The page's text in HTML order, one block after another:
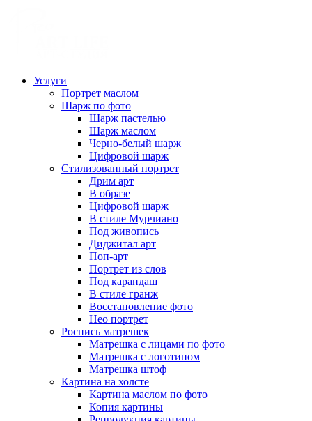
Услуги
Портрет маслом
Шарж по фото
Шарж пастелью
Шарж маслом
Черно-белый шарж
Цифровой шарж
Стилизованный портрет
Дрим арт
В образе
Цифровой шарж
В стиле Мурчиано
Под живопись
Диджитал арт
Поп-арт
Портрет из слов
Под карандаш
В стиле гранж
Восстановление фото
Нео портрет
Роспись матрешек
Матрешка с лицами по фото
Матрешка с логотипом
Матрешка штоф
Картина на холсте
Картина маслом по фото
Копия картины